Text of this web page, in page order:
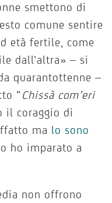
smettono di
comune sentire
età fertile, come
dall’altra» – si
quarantottenne –
“Chissà com’eri
il coraggio di
ma lo sono
ho imparato a
non offrono